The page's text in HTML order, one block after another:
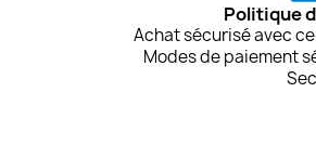
Politique
Achat sécurisé avec
Modes de paiement